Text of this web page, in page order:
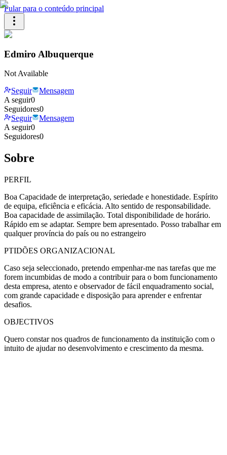
Pular para o conteúdo principal
Edmiro Albuquerque
Not Available
Seguir
Mensagem
A seguir0
Seguidores0
Seguir
Mensagem
A seguir0
Seguidores0
Sobre
PERFIL
Boa Capacidade de interpretação, seriedade e honestidade. Espírito
de equipa, eficiência e eficácia. Alto sentido de responsabilidade.
Boa capacidade de assimilação. Total disponibilidade de horário.
Rápido em se adaptar. Sempre bem apresentado. Posso trabalhar em
qualquer província do país ou no estrangeiro
PTIDÕES ORGANIZACIONAL
Caso seja seleccionado, pretendo empenhar-me nas tarefas que me
forem incumbidas de modo a contribuir para o bom funcionamento
desta empresa, atento e observador de fácil enquadramento social,
com grande capacidade e disposição para aprender e enfrentar
desafios.
OBJECTIVOS
Quero constar nos quadros de funcionamento da instituição com o
intuito de ajudar no desenvolvimento e crescimento da mesma.